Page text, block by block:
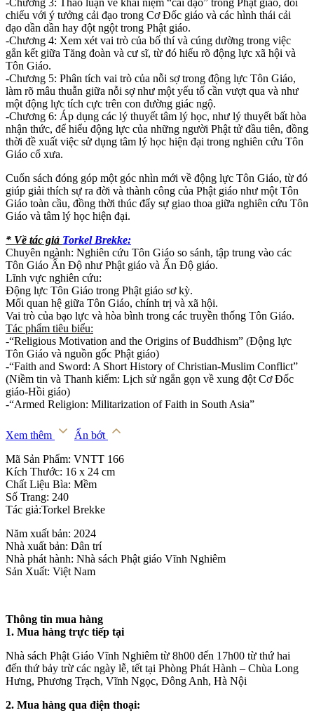
chiếu với ý tưởng cải đạo trong Cơ Đốc giáo và các hình thái cải
đạo dần dần hay đột ngột trong Phật giáo.
-Chương 4: Xem xét vai trò của bố thí và cúng dường trong việc
gắn kết giữa Tăng đoàn và cư sĩ, từ đó hiểu rõ động lực xã hội và
Tôn Giáo.
-Chương 5: Phân tích vai trò của nỗi sợ trong động lực Tôn Giáo,
làm rõ mâu thuẫn giữa nỗi sợ như một yếu tố cần vượt qua và như
một động lực tích cực trên con đường giác ngộ.
-Chương 6: Áp dụng các lý thuyết tâm lý học, như lý thuyết bất hòa
nhận thức, để hiểu động lực của những người Phật tử đầu tiên, đồng
thời đề xuất việc sử dụng tâm lý học hiện đại trong nghiên cứu Tôn
Giáo cổ xưa.
Cuốn sách đóng góp một góc nhìn mới về động lực Tôn Giáo, từ đó
giúp giải thích sự ra đời và thành công của Phật giáo như một Tôn
Giáo toàn cầu, đồng thời thúc đẩy sự giao thoa giữa nghiên cứu Tôn
Giáo và tâm lý học hiện đại.
* Về tác giả Torkel Brekke:
Chuyên ngành: Nghiên cứu Tôn Giáo so sánh, tập trung vào các
Tôn Giáo Ấn Độ như Phật giáo và Ấn Độ giáo.
Lĩnh vực nghiên cứu:
Động lực Tôn Giáo trong Phật giáo sơ kỳ.
Mối quan hệ giữa Tôn Giáo, chính trị và xã hội.
Vai trò của bạo lực và hòa bình trong các truyền thống Tôn Giáo.
Tác phẩm tiêu biểu:
-“Religious Motivation and the Origins of Buddhism” (Động lực
Tôn Giáo và nguồn gốc Phật giáo)
-“Faith and Sword: A Short History of Christian-Muslim Conflict”
(Niềm tin và Thanh kiếm: Lịch sử ngắn gọn về xung đột Cơ Đốc
giáo-Hồi giáo)
-“Armed Religion: Militarization of Faith in South Asia”
Xem thêm
Ẩn bớt
Mã Sản Phẩm: VNTT 166
Kích Thước: 16 x 24 cm
Chất Liệu Bìa: Mềm
Số Trang: 240
Tác giả:Torkel Brekke
Năm xuất bản: 2024
Nhà xuất bản: Dân trí
Nhà phát hành: Nhà sách Phật giáo Vĩnh Nghiêm
Sản Xuất: Việt Nam
Thông tin mua hàng
1. Mua hàng trực tiếp tại
Nhà sách Phật Giáo Vĩnh Nghiêm từ 8h00 đến 17h00 từ thứ hai
đến thứ bảy trừ các ngày lễ, tết tại Phòng Phát Hành – Chùa Long
Hưng, Phương Trạch, Vĩnh Ngọc, Đông Anh, Hà Nội
2. Mua hàng qua điện thoại: